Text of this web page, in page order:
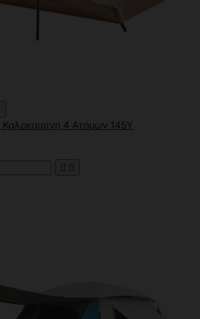
4 Ατόμων 145Υ
 